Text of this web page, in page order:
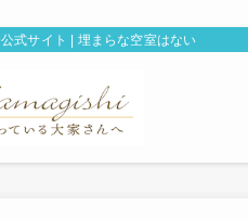
式サイト | 埋まらな空室はない